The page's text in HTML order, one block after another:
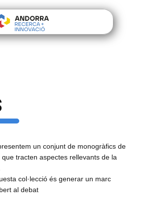
un conjunt de monogràfics de
tracten aspectes rellevants de la
col·lecció és generar un marc
al debat